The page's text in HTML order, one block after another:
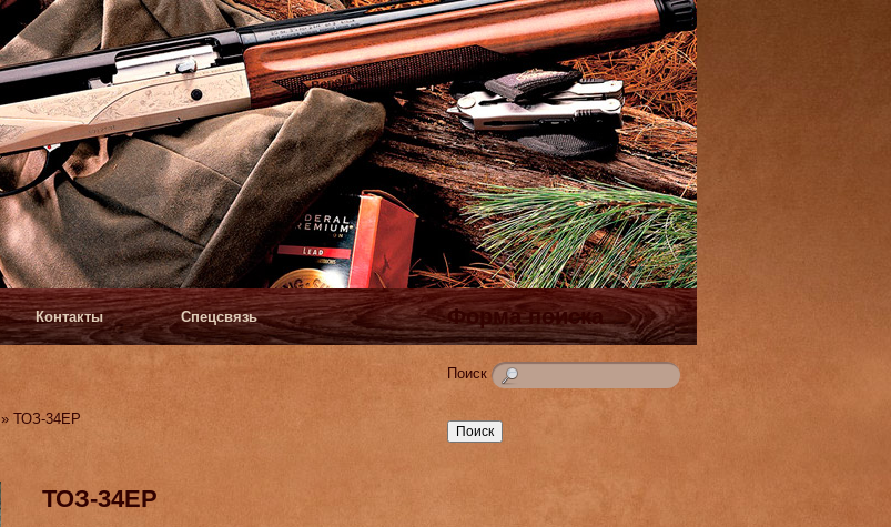
Форма поиска
Поиск
Контакты Спецсвязь
» ТОЗ-34ЕР
ТОЗ-34ЕР